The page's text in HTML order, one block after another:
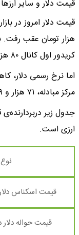
قیمت دلار و سایر
هزار تومان عقب رفت.
کریدور اول کانال ۸۰ هزار تومان قرار گرفت.
اما نرخ رسمی دلار،
مرکز مبادله، ۷۱ هزار و ۲۸۹ تومان اعلام شد.
جدول زیر دربردارنده‌ی
ارزی است.
نوع
قیمت اسکناس دلار
قیمت حواله دلار